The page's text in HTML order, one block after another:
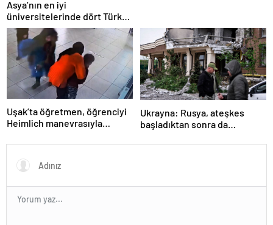
Asya’nın en iyi
üniversitelerinde dört Türk
okulu ilk 100’de
Uşak’ta öğretmen, öğrenciyi
Heimlich manevrasıyla
Ukrayna: Rusya, ateşkes
başladıktan sonra da